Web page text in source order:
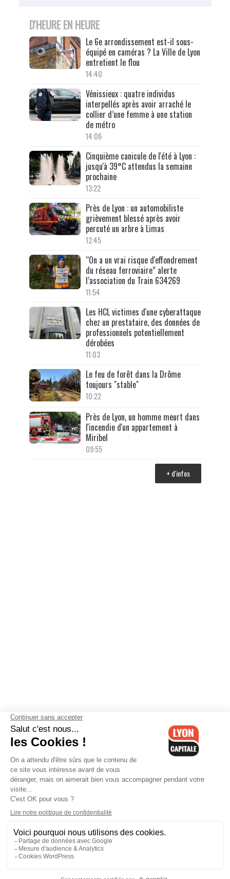
D'HEURE EN HEURE
Le 6e arrondissement est-il sous-
équipé en caméras ? La Ville de Lyon
entretient le flou
14:40
Vénissieux : quatre individus
interpellés après avoir arraché le
collier d’une femme à une station
de métro
14:06
Cinquième canicule de l'été à Lyon :
jusqu'à 39°C attendus la semaine
prochaine
13:22
Près de Lyon : un automobiliste
grièvement blessé après avoir
percuté un arbre à Limas
12:45
“On a un vrai risque d'effondrement
du réseau ferroviaire” alerte
l’association du Train 634269
11:54
Les HCL victimes d'une cyberattaque
chez un prestataire, des données de
professionnels potentiellement
dérobées
11:03
Le feu de forêt dans la Drôme
toujours "stable"
10:22
Près de Lyon, un homme meurt dans
l'incendie d'un appartement à
Miribel
09:55
+ d'infos
Contactez-nous-Mentions légales-CGV-Politique de
confidentialité-Gestion des cookies